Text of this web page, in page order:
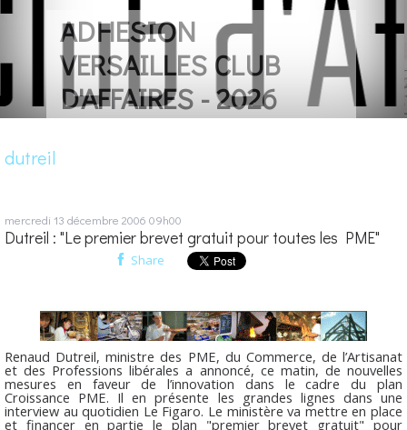
UN LIVRE POUR
REMERCIER LES
COMMERCANTS
dutreil
mercredi 13 décembre 2006 09h00
Dutreil : "Le premier brevet gratuit pour toutes les PME"
Share
Renaud Dutreil, ministre des PME, du Commerce, de l’Artisanat
et des Professions libérales a annoncé, ce matin, de nouvelles
mesures en faveur de l’innovation dans le cadre du plan
Croissance PME. Il en présente les grandes lignes dans une
interview au quotidien Le Figaro. Le ministère va mettre en place
et financer en partie le plan "premier brevet gratuit" pour